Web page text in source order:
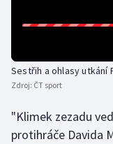
Parasport
Plavání
Sestřih a ohlasy utkání
Zdroj: ČT sport
"Klimek zezadu
protihráče Davida